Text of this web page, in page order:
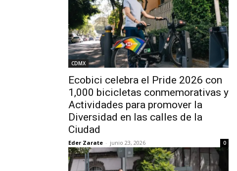
CDMX
Ecobici celebra el Pride 2026 con
1,000 bicicletas conmemorativas y
Actividades para promover la
Diversidad en las calles de la
Ciudad
Eder Zarate - junio 23, 2026 0